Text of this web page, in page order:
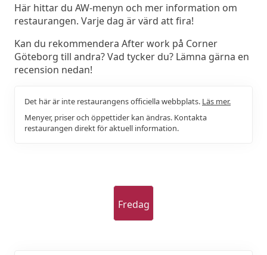
Här hittar du AW-menyn och mer information om
restaurangen. Varje dag är värd att fira!
Kan du rekommendera After work på Corner
Göteborg till andra? Vad tycker du? Lämna gärna en
recension nedan!
Det här är inte restaurangens officiella webbplats. Läs mer.
Menyer, priser och öppettider kan ändras. Kontakta
restaurangen direkt för aktuell information.
Fredag